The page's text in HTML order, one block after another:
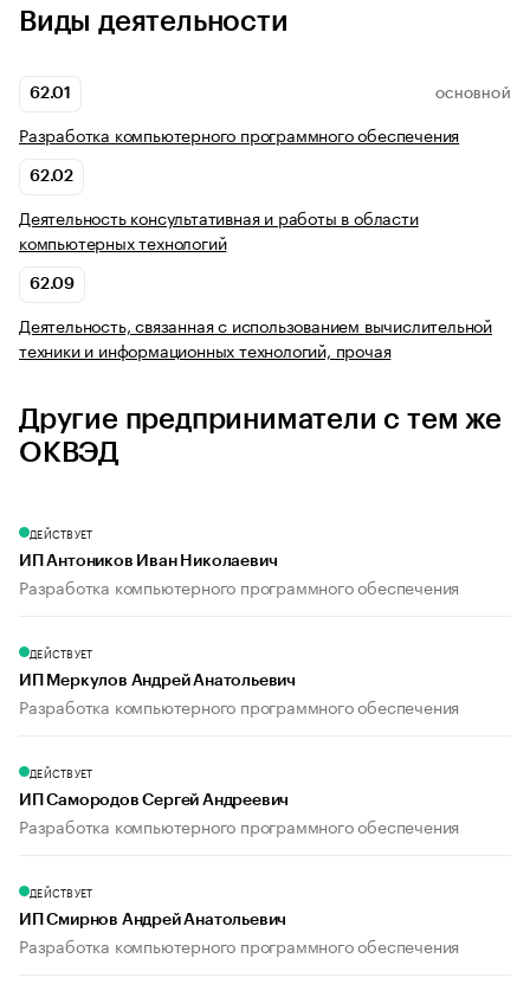
Виды деятельности
62.01 ОСНОВНОЙ
Разработка компьютерного программного обеспечения
62.02
Деятельность консультативная и работы в области
компьютерных технологий
62.09
Деятельность, связанная с использованием вычислительной
техники и информационных технологий, прочая
Другие предприниматели с тем же
ОКВЭД
ДЕЙСТВУЕТ
ИП Антоников Иван Николаевич
Разработка компьютерного программного обеспечения
ДЕЙСТВУЕТ
ИП Меркулов Андрей Анатольевич
Разработка компьютерного программного обеспечения
ДЕЙСТВУЕТ
ИП Самородов Сергей Андреевич
Разработка компьютерного программного обеспечения
ДЕЙСТВУЕТ
ИП Смирнов Андрей Анатольевич
Разработка компьютерного программного обеспечения